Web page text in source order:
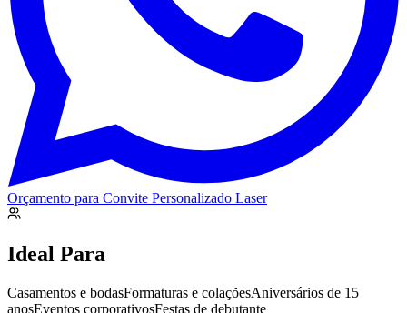
Orçamento para Convite Personalizado Laser
Ideal Para
Casamentos e bodasFormaturas e colaçõesAniversários de 15
anosEventos corporativosFestas de debutante